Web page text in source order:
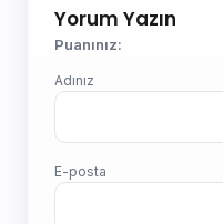
Yorum Yazın
Puanınız:
Adınız
E-posta